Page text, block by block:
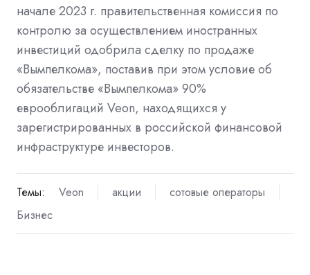
начале 2023 г. правительственная комиссия по
контролю за осуществлением иностранных
инвестиций одобрила сделку по продаже
«Вымпелкома», поставив при этом условие об
обязательстве «Вымпелкома» 90%
еврооблигаций Veon, находящихся у
зарегистрированных в российской финансовой
инфраструктуре инвесторов.
Темы: Veon акции
сотовые операторы
Бизнес